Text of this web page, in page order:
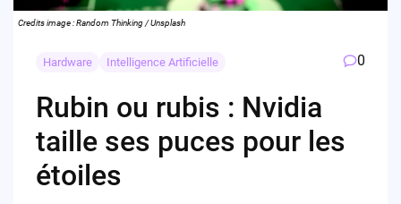
Credits image : Random Thinking / Unsplash
Hardware Intelligence Artificielle 0
Rubin ou rubis : Nvidia
taille ses puces pour les
étoiles